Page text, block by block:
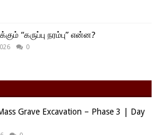
“கருப்பு நரம்பு” என்ன?
0
Grave Excavation – Phase 3 | Day